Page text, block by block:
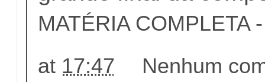
MATÉRIA COMPLETA
at 17:47 Nenhum